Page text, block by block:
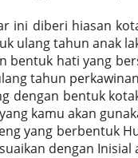
ini diberi hiasan
ulang tahun anak
bentuk hati yang
tahun perkawinan
dengan bentuk
kamu akan
yang berbentuk
dengan